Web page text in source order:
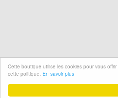
Cette boutique utilise les cookies pour vous
cette politique. En savoir plus